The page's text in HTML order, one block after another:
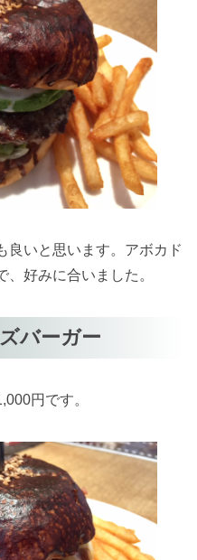
良いと思います。アボカド
好みに合いました。
バーガー
円です。